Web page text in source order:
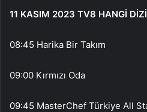
11 KASIM 2023 TV8 HANGİ
08:45 Harika Bir Takım
09:00 Kırmızı Oda
09:45 MasterChef Türkiye All